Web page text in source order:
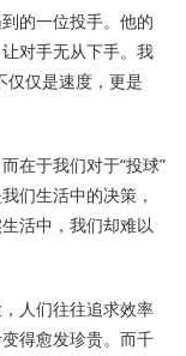
的一位投手。他的
对手无从下手。我
仅仅是速度，更是
在于我们对于“投球”
们生活中的决策，
活中，我们却难以
人们往往追求效率
得愈发珍贵。而千